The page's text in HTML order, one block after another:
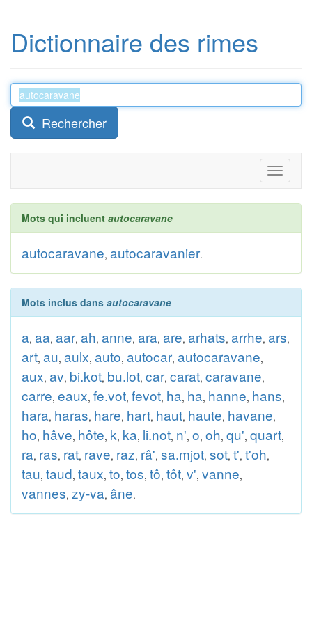
Dictionnaire des rimes
Rechercher
Toggle
Mots qui incluent autocaravane
autocaravane, autocaravanier.
Mots inclus dans autocaravane
a, aa, aar, ah, anne, ara, are, arhats, arrhe, ars,
art, au, aulx, auto, autocar, autocaravane,
aux, av, bi.kot, bu.lot, car, carat, caravane,
carre, eaux, fe.vot, fevot, ha, ha, hanne, hans,
hara, haras, hare, hart, haut, haute, havane,
ho, hâve, hôte, k, ka, li.not, n', o, oh, qu', quart,
ra, ras, rat, rave, raz, râ', sa.mjot, sot, t', t'oh,
tau, taud, taux, to, tos, tô, tôt, v', vanne,
vannes, zy-va, âne.